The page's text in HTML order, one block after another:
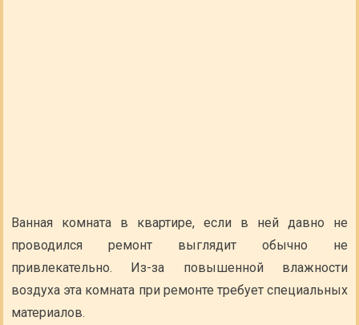
Ванная комната в квартире, если в ней давно не
проводился ремонт выглядит обычно не
привлекательно. Из-за повышенной влажности
воздуха эта комната при ремонте требует специальных
материалов.